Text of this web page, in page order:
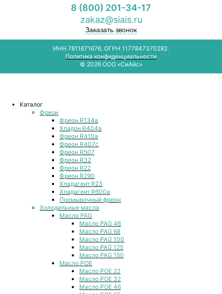
8 (800) 201-34-17
zakaz@siais.ru
Заказать звонок
ИНН 7811671676, ОГРН 1177847370282.
Политика конфиденциальности
© 2026 ООО «СиАйс»
Каталог
Фреон
Фреон R134a
Хладон R404a
Фреон R410a
Фреон R407с
Фреон R507
Фреон R32
Фреон R22
Фреон R290
Хладагент R23
Хладагент R600a
Промывочный фреон
Холодильные масла
Масло PAG
Масло PAG 46
Масло PAG 68
Масло PAG 100
Масло PAG 125
Масло PAG 150
Масло POE
Масло POE 22
Масло POE 32
Масло POE 46